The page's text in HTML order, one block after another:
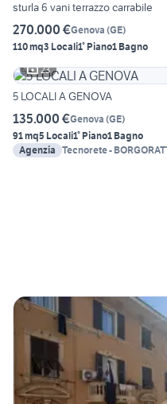
sturla 6 vani terrazzo carrabile
270.000 €Genova (GE)
110 mq3 Locali1° Piano1 Bagno
23
5 LOCALI A GENOVA
135.000 €Genova (GE)
91 mq5 Locali1° Piano1 Bagno
Agenzia Tecnorete -